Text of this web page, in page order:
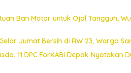
Ban Motor untuk Ojol Tangguh,
Jumat Bersih di RW 23, Warga
11 DPC ForKABI Depok Nyatakan